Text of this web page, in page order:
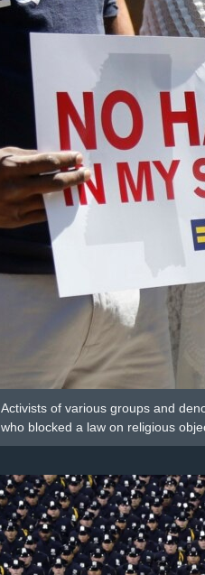
Activists of various groups and
who blocked a law on religious